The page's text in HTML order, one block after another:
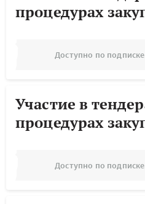
процедурах
Доступно по
Участие в
процедурах
Доступно по